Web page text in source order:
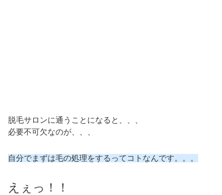
脱毛サロンに通うことになると、、、
必要不可欠なのが、、、
自分でまずは毛の処理をするってコトなんです。。。
えぇっ！！